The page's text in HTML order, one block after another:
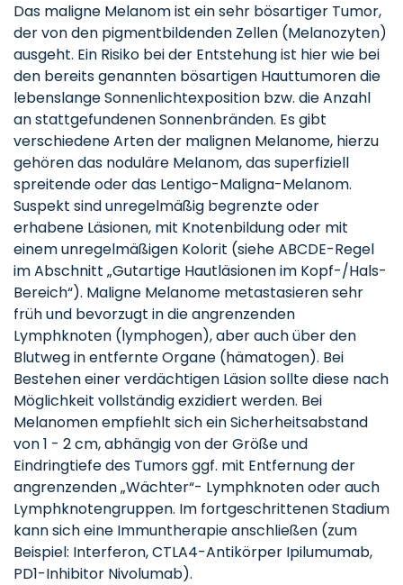
Das maligne Melanom ist ein sehr bösartiger Tumor,
der von den pigmentbildenden Zellen (Melanozyten)
ausgeht. Ein Risiko bei der Entstehung ist hier wie bei
den bereits genannten bösartigen Hauttumoren die
lebenslange Sonnenlichtexposition bzw. die Anzahl
an stattgefundenen Sonnenbränden. Es gibt
verschiedene Arten der malignen Melanome, hierzu
gehören das noduläre Melanom, das superfiziell
spreitende oder das Lentigo-Maligna-Melanom.
Suspekt sind unregelmäßig begrenzte oder
erhabene Läsionen, mit Knotenbildung oder mit
einem unregelmäßigen Kolorit (siehe ABCDE-Regel
im Abschnitt „Gutartige Hautläsionen im Kopf-/Hals-
Bereich“). Maligne Melanome metastasieren sehr
früh und bevorzugt in die angrenzenden
Lymphknoten (lymphogen), aber auch über den
Blutweg in entfernte Organe (hämatogen). Bei
Bestehen einer verdächtigen Läsion sollte diese nach
Möglichkeit vollständig exzidiert werden. Bei
Melanomen empfiehlt sich ein Sicherheitsabstand
von 1 - 2 cm, abhängig von der Größe und
Eindringtiefe des Tumors ggf. mit Entfernung der
angrenzenden „Wächter“- Lymphknoten oder auch
Lymphknotengruppen. Im fortgeschrittenen Stadium
kann sich eine Immuntherapie anschließen (zum
Beispiel: Interferon, CTLA4-Antikörper Ipilumumab,
PD1-Inhibitor Nivolumab).